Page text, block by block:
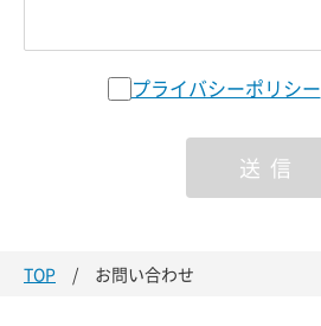
プライバシーポリシー
送信
TOP お問い合わせ